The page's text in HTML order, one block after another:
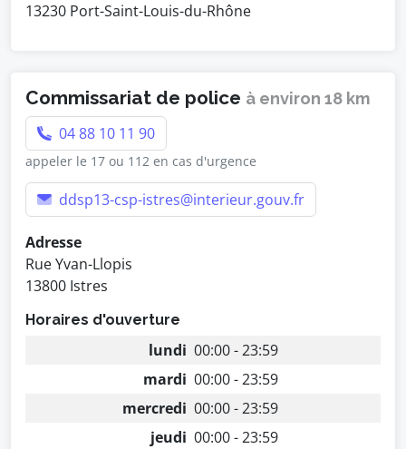
13230 Port-Saint-Louis-du-Rhône
Commissariat de police à environ 18 km
04 88 10 11 90
appeler le 17 ou 112 en cas d'urgence
ddsp13-csp-istres@interieur.gouv.fr
Adresse
Rue Yvan-Llopis
13800 Istres
Horaires d'ouverture
lundi 00:00 - 23:59
mardi 00:00 - 23:59
mercredi 00:00 - 23:59
jeudi 00:00 - 23:59